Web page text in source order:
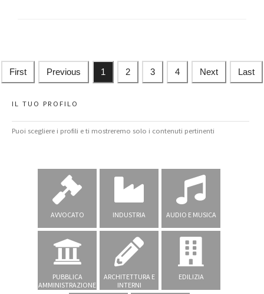
First Previous 1 2 3 4 Next Last
IL TUO PROFILO
Puoi scegliere i profili e ti mostreremo solo i contenuti pertinenti
AVVOCATO INDUSTRIA AUDIO E MUSICA
PUBBLICA
AMMINISTRAZIONE
ARCHITETTURA E
INTERNI
EDILIZIA